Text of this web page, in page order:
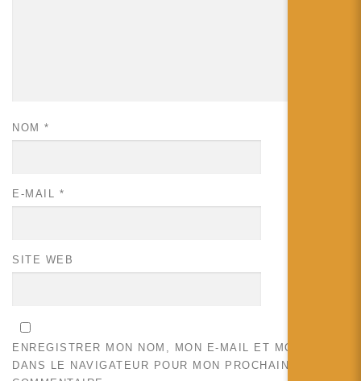
NOM *
E-MAIL *
SITE WEB
ENREGISTRER MON NOM, MON E-MAIL ET MON SITE
DANS LE NAVIGATEUR POUR MON PROCHAIN